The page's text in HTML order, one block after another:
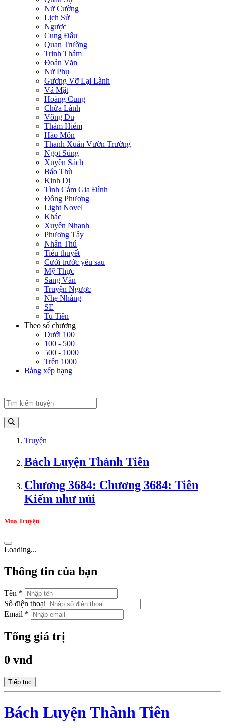
Nữ Cường
Lịch Sử
Ngược
Cung Đấu
Quan Trường
Trinh Thám
Đoản Văn
Nữ Phụ
Gương Vỡ Lại Lành
Vả Mặt
Hoàng Cung
Chữa Lành
Võng Du
Thám Hiểm
Hào Môn
Thanh Xuân Vườn Trường
Ngọt Sủng
Xuyên Sách
Báo Thù
Kinh Dị
Tình Cảm Gia Đình
Đông Phương
Light Novel
Khác
Xuyên Nhanh
Phương Tây
Nhân Thú
Tiểu thuyết
Cưới trước yêu sau
Mỹ Thực
Sảng Văn
Truyện Ngược
Nhẹ Nhàng
SE
Tu Tiên
Theo số chương
Dưới 100
100 - 500
500 - 1000
Trên 1000
Bảng xếp hạng
Truyện
Bách Luyện Thành Tiên
Chương 3684: Chương 3684: Tiên
Kiếm như núi
Mua Truyện
Loading...
Thông tin của bạn
Tên *
Số điện thoại
Email *
Tổng giá trị
0 vnđ
Tiếp tục
Bách Luyện Thành Tiên